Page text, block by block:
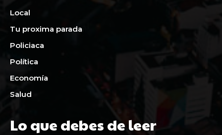
Local
Tu proxima parada
Policiaca
Política
Economía
Salud
Lo que debes de leer